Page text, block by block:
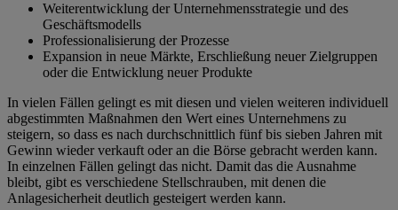
Weiterentwicklung der Unternehmensstrategie und des
Geschäftsmodells
Professionalisierung der Prozesse
Expansion in neue Märkte, Erschließung neuer Zielgruppen
oder die Entwicklung neuer Produkte
In vielen Fällen gelingt es mit diesen und vielen weiteren individuell
abgestimmten Maßnahmen den Wert eines Unternehmens zu
steigern, so dass es nach durchschnittlich fünf bis sieben Jahren mit
Gewinn wieder verkauft oder an die Börse gebracht werden kann.
In einzelnen Fällen gelingt das nicht. Damit das die Ausnahme
bleibt, gibt es verschiedene Stellschrauben, mit denen die
Anlagesicherheit deutlich gesteigert werden kann.